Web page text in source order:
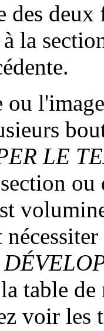
deux
à la
ou
LE
table
voir les